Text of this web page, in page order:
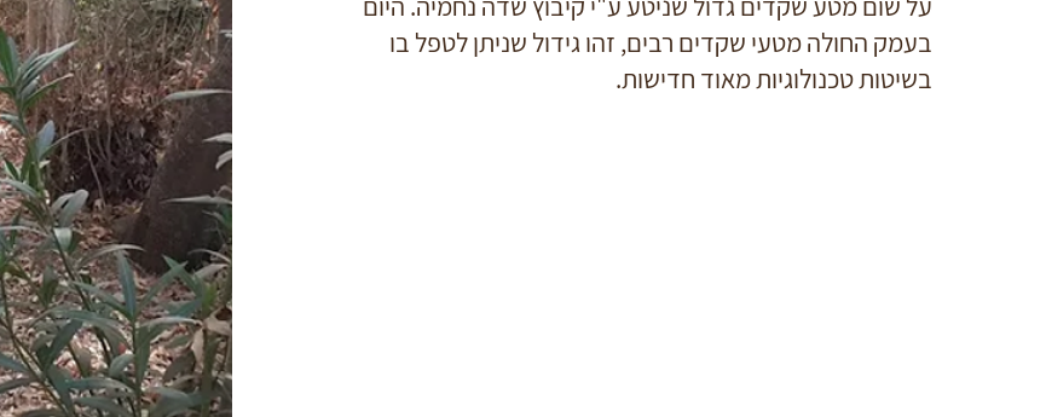
בעמק החולה מטעי שקדים רבים, זהו גידול שניתן לטפל בו
בשיטות טכנולוגיות מאוד חדישות.